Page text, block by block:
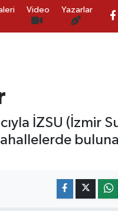
Video Yazarlar
İZSU (İzmir